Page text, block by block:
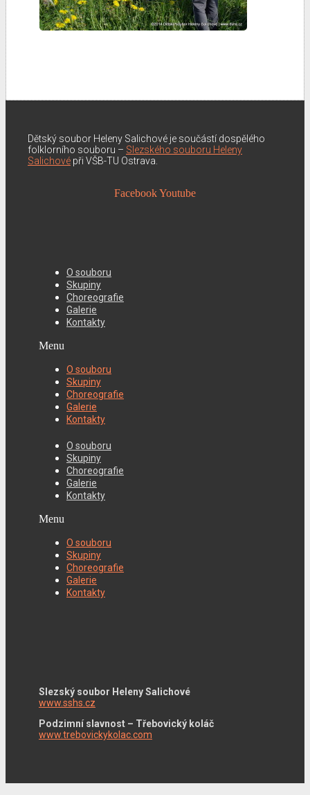
Dětský soubor Heleny Salichové je součástí dospělého
folklorního souboru – Slezského souboru Heleny
Salichové při VŠB-TU Ostrava.
FacebookYoutube
O souboru
Skupiny
Choreografie
Galerie
Kontakty
Menu
O souboru
Skupiny
Choreografie
Galerie
Kontakty
O souboru
Skupiny
Choreografie
Galerie
Kontakty
Menu
O souboru
Skupiny
Choreografie
Galerie
Kontakty
Slezský soubor Heleny Salichové
www.sshs.cz
Podzimní slavnost – Třebovický koláč
www.trebovickykolac.com